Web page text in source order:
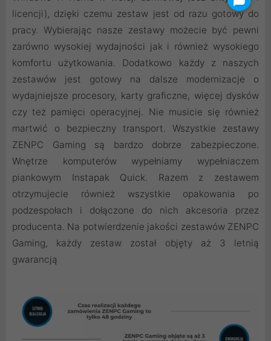
licencji), dzięki czemu zestaw jest od razu gotowy do
pracy. Wybierając nasze zestawy możecie być pewni
zarówno wysokiej wydajności jak i również wysokiego
komfortu użytkowania. Dodatkowo każdy z naszych
zestawów jest gotowy na dalsze modernizacje o
wydajniejsze procesory, karty graficzne, więcej dysków
czy też pamięci operacyjnej. Nie musicie się również
martwić o bezpieczny transport. Wszystkie zestawy
ZENPC Gaming są bardzo dobrze zabezpieczone.
Wnętrze komputerów wypełniamy wypełniaczem
piankowym Instapak Quick. Razem z zestawem
otrzymujecie również wszystkie opakowania po
podzespołach i dołączone do nich akcesoria przez
producenta. Na potwierdzenie jakości zestawów ZENPC
Gaming, każdy zestaw został objęty aż 3 letnią
gwarancją